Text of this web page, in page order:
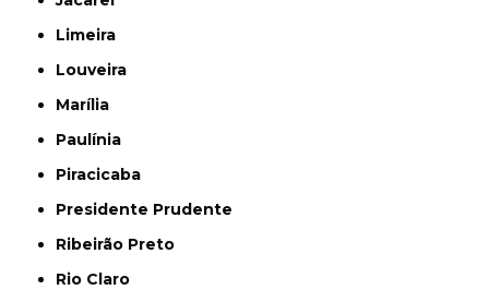
Limeira
Louveira
Marília
Paulínia
Piracicaba
Presidente Prudente
Ribeirão Preto
Rio Claro